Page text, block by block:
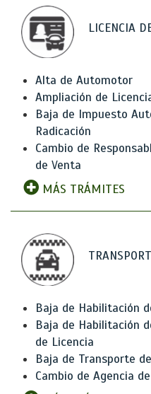
LICENCIA
Alta de Automotor
Ampliación de
Baja de Impuesto
Radicación
Cambio de
de Venta
MÁS TRÁMITES
Baja de Habilitación
Baja de Habilitación
de Licencia
Baja de Transporte
Cambio de Agencia